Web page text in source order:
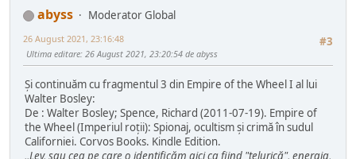
abyss
Moderator Global
#3
26 August 2021, 23:16:48
Ultima editare: 26 August 2021, 23:20:54 de abyss
Și continuăm cu fragmentul 3 din Empire of the Wheel I al lui
Walter Bosley:
De : Walter Bosley; Spence, Richard (2011-07-19). Empire of
the Wheel (Imperiul roții): Spionaj, ocultism și crimă în sudul
Californiei. Corvos Books. Kindle Edition.
,,Ley, sau cea pe care o identificăm aici ca fiind "telurică", energia,